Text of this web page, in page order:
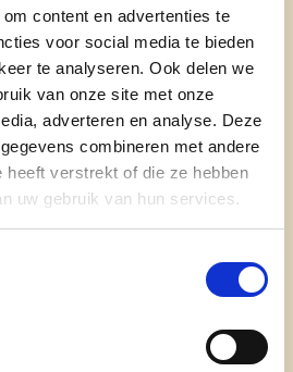
content en advertenties te
voor social media te bieden
te analyseren. Ook delen we
van onze site met onze
adverteren en analyse. Deze
combineren met andere
heeft verstrekt of die ze hebben
uw gebruik van hun services.
Impuls (2018) heb